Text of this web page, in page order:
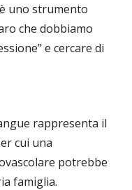
uno strumento
che dobbiamo
e cercare di
rappresenta il
cui una
potrebbe
famiglia.